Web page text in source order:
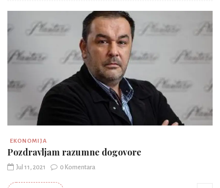
EKONOMIJA
Pozdravljam razumne dogovore
Jul 11, 2021 0 Komentara